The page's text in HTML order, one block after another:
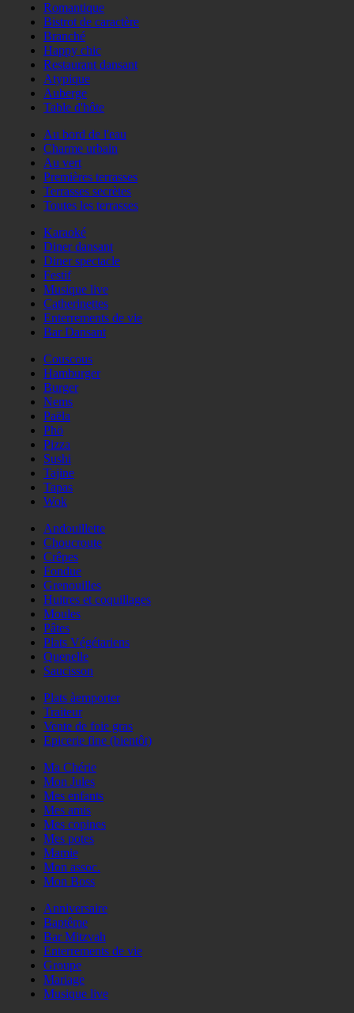
Romantique
Bistrot de caractère
Branché
Happy chic
Restaurant dansant
Atypique
Auberge
Table d'hôte
Au bord de l'eau
Charme urbain
Au vert
Premières terrasses
Terrasses secrètes
Toutes les terrasses
Karaoké
Diner dansant
Diner spectacle
Festif
Musique live
Catherinettes
Enterrements de vie
Bar Dansant
Couscous
Hamburger
Burger
Nems
Paëla
Phö
Pizza
Sushi
Tajine
Tapas
Wok
Andouillette
Choucroute
Crêpes
Fondue
Grenouilles
Huitres et coquillages
Moules
Pâtes
Plats Végétariens
Quenelle
Saucisson
Plats àemporter
Traiteur
Vente de foie gras
Epicerie fine (bientôt)
Ma Chérie
Mon Jules
Mes enfants
Mes amis
Mes copines
Mes potes
Mamie
Mon assoc.
Mon Boss
Anniversaire
Baptême
Bar Mitzvah
Enterrements de vie
Groupe
Mariage
Musique live